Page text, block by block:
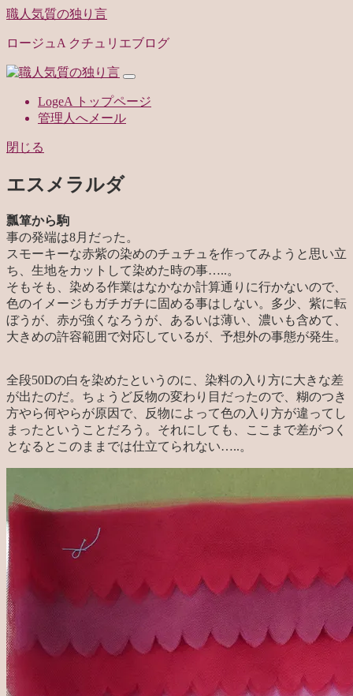
職人気質の独り言
ロージュA クチュリエブログ
LogeA トップページ
管理人へメール
閉じる
エスメラルダ
瓢箪から駒
事の発端は8月だった。
スモーキーな赤紫の染めのチュチュを作ってみようと思い立
ち、生地をカットして染めた時の事…..。
そもそも、染める作業はなかなか計算通りに行かないので、
色のイメージもガチガチに固める事はしない。多少、紫に転
ぼうが、赤が強くなろうが、あるいは薄い、濃いも含めて、
大きめの許容範囲で対応しているが、予想外の事態が発生。
全段50Dの白を染めたというのに、染料の入り方に大きな差
が出たのだ。ちょうど反物の変わり目だったので、糊のつき
方やら何やらが原因で、反物によって色の入り方が違ってし
まったということだろう。それにしても、ここまで差がつく
となるとこのままでは仕立てられない…..。